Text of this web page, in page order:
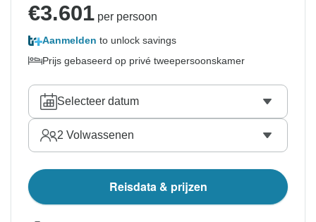
€3.601 per persoon
Aanmelden to unlock savings
Prijs gebaseerd op privé tweepersoonskamer
Selecteer datum
2 Volwassenen
Reisdata & prijzen